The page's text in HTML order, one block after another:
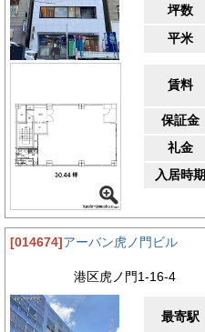
坪数
平米
賃料
保証金
礼金
入居時期
[014674]アーバン虎ノ門ビル
港区虎ノ門1-16-4
最寄駅